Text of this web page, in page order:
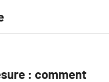
: comment